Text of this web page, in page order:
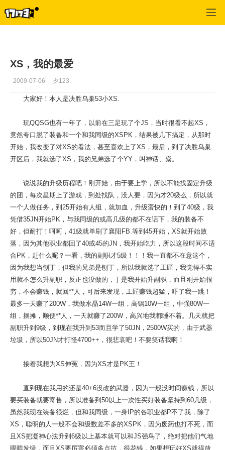
XS，我的最爱
2009-07-06 夕123
大家好！本人是决胜乌巢53小XS.
玩QQSG也有一年了，以前在三足玩了个JS，当时很看不起XS，
竟然夸口脱了装备和一个和我同级的XSPK，结果被几下搞定，从那时
开始，我改变了对XS的看法，甚至喜欢上了XS，最后，到了决胜乌巢
开区后，我就选了XS，我的兄弟选了个YY，叫神话、焱。
说说我的升级历程吧！刚开始，由于要上学，所以不能找固定升级
的团，每次星期上了游戏，到处找队，没人要，因为才20级么，所以就
一个人做任务，到25开始有人组，就加血，升级蛮快的！到了40级，我
凭借35JN开始PK，与我同级的或高几级的都不在话下，我的装备不
好，但耐打！呵呵，41级就单刷了襄阳FB.等到45开始，XS就开始败
落，因为其他职业都回了40或45的JN，我开始吃力，所以这段时间不适
合PK，赶什么呢？一看，我的副职才5级！！！我一直都不在意这个，
因为我想当刨丁，但我的兄弟是刨丁，所以我就选了工匠，我觉得不实
用就不怎么升副职，反正也没做的，于是我开始升副职，而且刚开始很
穷，不会赚钱，就回**人，可后来发现，工匠赚钱超猛，吓了我一跳！
最多一天赚了200W，我做水晶14W一组，高锅10W一组，中强80W一
组，摆摊，顺便**人，一天就赚了200W，高兴地我都睡不着。几天就把
副职升到9级，到现在我升到53而且学了50JN，2500W买的，由于武器
垃圾，所以50JN才打怪4700++，很悲哀吧！不要笑话我啊！
接着我想为XS伸冤，因为XS才是PK王！
直到现在我用的还是40+6没改的武器，因为一般没时间赚钱，所以
要买装备就要寄售，所以准备到50以上一次性买好装备坚持到60几级，
虽然我现在装备很烂，但和我同级，一身IP的各职业都P不了我，除了
XS，聪明的人一般不会和级数差不多的XSPK，因为废药也打不死，而
且XS把凝神心法升到6级以上基本就可以和JS强鸟了，绝对把他们气地
眼睛发绿，而且XS要厉害必须多点抗，很花钱，如果想玩好XS就得放